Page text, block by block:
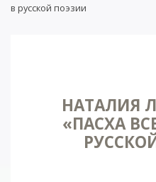
в русской поэзии
НАТАЛИЯ
«ПАСХА